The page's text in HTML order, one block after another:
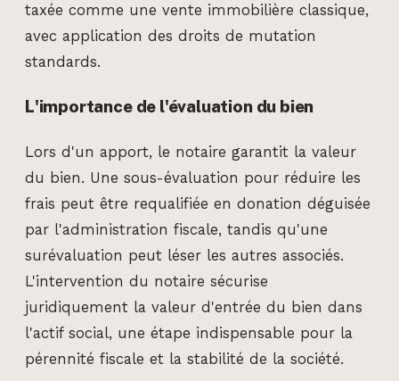
taxée comme une vente immobilière classique,
avec application des droits de mutation
standards.
L'importance de l'évaluation du bien
Lors d'un apport, le notaire garantit la valeur
du bien. Une sous-évaluation pour réduire les
frais peut être requalifiée en donation déguisée
par l'administration fiscale, tandis qu'une
surévaluation peut léser les autres associés.
L'intervention du notaire sécurise
juridiquement la valeur d'entrée du bien dans
l'actif social, une étape indispensable pour la
pérennité fiscale et la stabilité de la société.